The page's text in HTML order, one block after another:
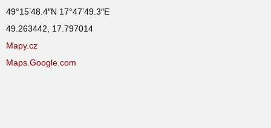
49°15’48.4″N 17°47’49.3″E
49.263442, 17.797014
Mapy.cz
Maps.Google.com